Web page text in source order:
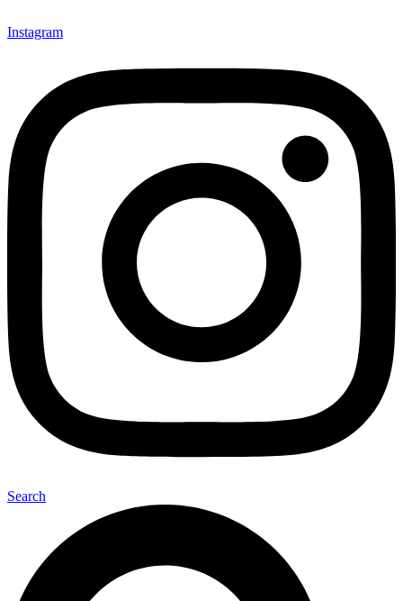
Instagram
Search